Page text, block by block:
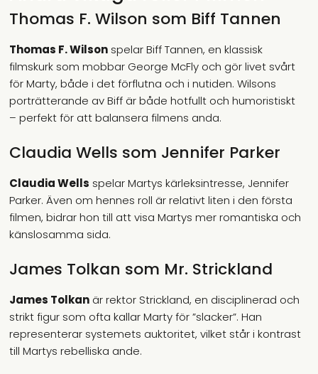
Thomas F. Wilson som Biff Tannen
Thomas F. Wilson spelar Biff Tannen, en klassisk
filmskurk som mobbar George McFly och gör livet svårt
för Marty, både i det förflutna och i nutiden. Wilsons
porträtterande av Biff är både hotfullt och humoristiskt
– perfekt för att balansera filmens anda.
Claudia Wells som Jennifer Parker
Claudia Wells spelar Martys kärleksintresse, Jennifer
Parker. Även om hennes roll är relativt liten i den första
filmen, bidrar hon till att visa Martys mer romantiska och
känslosamma sida.
James Tolkan som Mr. Strickland
James Tolkan är rektor Strickland, en disciplinerad och
strikt figur som ofta kallar Marty för ”slacker”. Han
representerar systemets auktoritet, vilket står i kontrast
till Martys rebelliska ande.